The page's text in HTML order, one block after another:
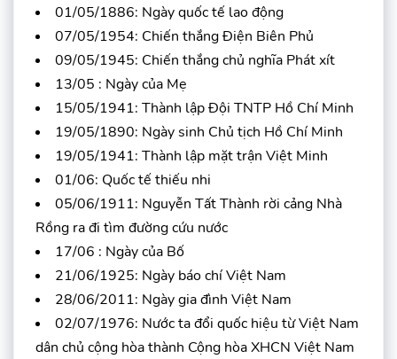
01/05/1886: Ngày quốc tế lao động
07/05/1954: Chiến thắng Điện Biên Phủ
09/05/1945: Chiến thắng chủ nghĩa Phát xít
13/05 : Ngày của Mẹ
15/05/1941: Thành lập Đội TNTP Hồ Chí Minh
19/05/1890: Ngày sinh Chủ tịch Hồ Chí Minh
19/05/1941: Thành lập mặt trận Việt Minh
01/06: Quốc tế thiếu nhi
05/06/1911: Nguyễn Tất Thành rời cảng Nhà
Rồng ra đi tìm đường cứu nước
17/06 : Ngày của Bố
21/06/1925: Ngày báo chí Việt Nam
28/06/2011: Ngày gia đình Việt Nam
02/07/1976: Nước ta đổi quốc hiệu từ Việt Nam
dân chủ cộng hòa thành Cộng hòa XHCN Việt Nam